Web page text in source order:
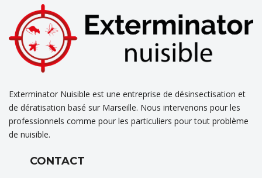
Exterminator Nuisible est une entreprise de désinsectisation et
de dératisation basé sur Marseille. Nous intervenons pour les
professionnels comme pour les particuliers pour tout problème
de nuisible.
CONTACT